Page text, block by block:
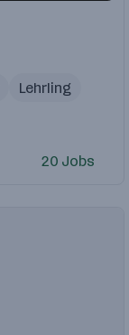
Lehrling
20 Jobs